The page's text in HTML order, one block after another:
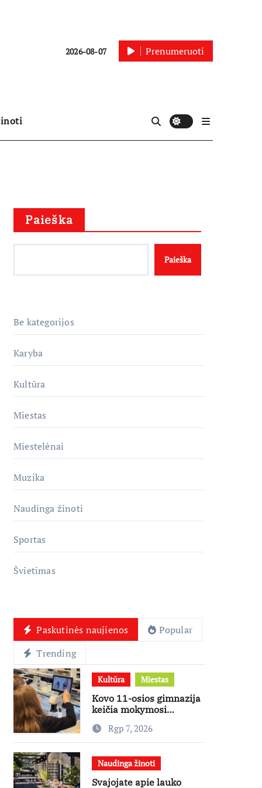
2026-08-07 Prenumeruoti
Paieška
Paieška
Be kategorijos
Karyba
Kultūra
Miestas
Miestelėnai
Muzika
Naudinga žinoti
Sportas
Švietimas
Paskutinės naujienos
Popular
Trending
Kultūra Miestas
Kovo 11-osios gimnazija
keičia mokymosi
kaupimo – prie jų
supratimo ir taikymo
Rgp 7, 2026
Naudinga žinoti
Svajojate apie lauko